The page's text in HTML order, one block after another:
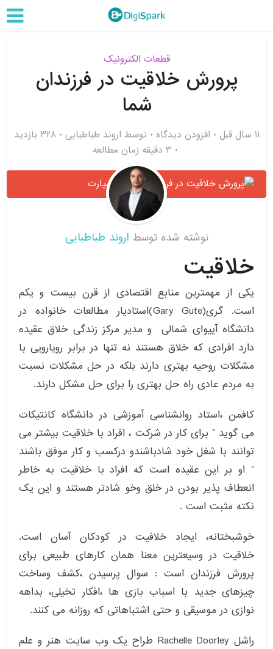
قطعات الکترونیک
پرورش خلاقیت در فرزندان
شما
11 سال قبل افزودن دیدگاه توسط اروند طباطبایی
328 بازدید
3 دقیقه زمان مطالعه
نوشته شده توسط اروند طباطبایی
خلاقیت
یکی از مهمترین منابع اقتصادی از قرن بیست و یکم
است. گری(Gary Gute)استادیار مطالعات خانواده در
دانشگاه آییوای شمالی و مدیر مرکز زندگی خلاق عقیده
دارد افرادی که خلاق هستند نه تنها در برابر رویارویی با
مشکلات روحیه بهتری دارند بلکه در حل مشکلات نسبت
به مردم عادی راه حل بهتری را برای حل مشکل دارند.
کافمن ،استاد روانشناسی آموزشی در دانشگاه کانتیکات
می گوید ” برای کار در شرکت ، افراد با خلاقیت بیشتر می
توانند با شغل خود شادباشندو درکسب و کار موفق باشند
” او بر این عقیده است که افراد با خلاقیت به خاطر
انعطاف پذیر بودن در خلق وخو شادتر هستند و این یک
نکته مثبت است .
خوشبختانه، ایجاد خلافیت در کودکان آسان است.
خلاقیت در وسیعترین معنا همان کارهای طبیعی برای
پرورش فرزندان است : سوال پرسیدن ،کشف وساخت
چیزهای جدید با اسباب بازی ها ،افکار تخیلی، بداهه
نوازی در موسیقی و حتی اشتباهاتی که روزانه می کنند.
راشل Rachelle Doorley طراح یک وب سایت هنر و علم